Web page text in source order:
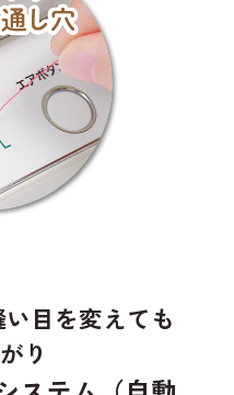
い目を変えても
り